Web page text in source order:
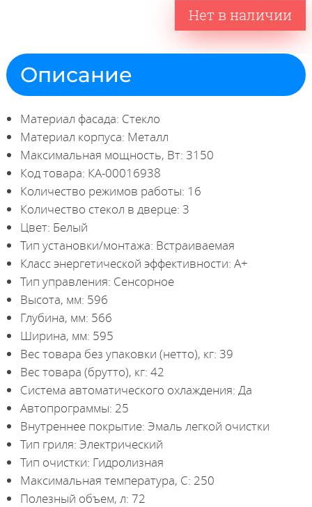
Нет в наличии
Описание
Материал фасада: Стекло
Материал корпуса: Металл
Максимальная мощность, Вт: 3150
Код товара: КА-00016938
Количество режимов работы: 16
Количество стекол в дверце: 3
Цвет: Белый
Тип установки/монтажа: Встраиваемая
Класс энергетической эффективности: A+
Тип управления: Сенсорное
Высота, мм: 596
Глубина, мм: 566
Ширина, мм: 595
Вес товара без упаковки (нетто), кг: 39
Вес товара (брутто), кг: 42
Система автоматического охлаждения: Да
Автопрограммы: 25
Внутреннее покрытие: Эмаль легкой очистки
Тип гриля: Электрический
Тип очистки: Гидролизная
Максимальная температура, С: 250
Полезный объем, л: 72